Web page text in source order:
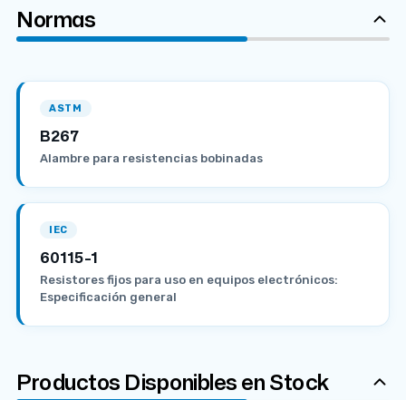
Normas
ASTM
B267
Alambre para resistencias bobinadas
IEC
60115-1
Resistores fijos para uso en equipos electrónicos:
Especificación general
Productos Disponibles en Stock